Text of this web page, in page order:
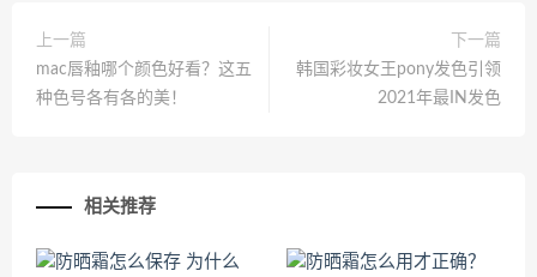
上一篇
mac唇釉哪个颜色好看？这五
种色号各有各的美！
下一篇
韩国彩妆女王pony发色引领
2021年最IN发色
相关推荐